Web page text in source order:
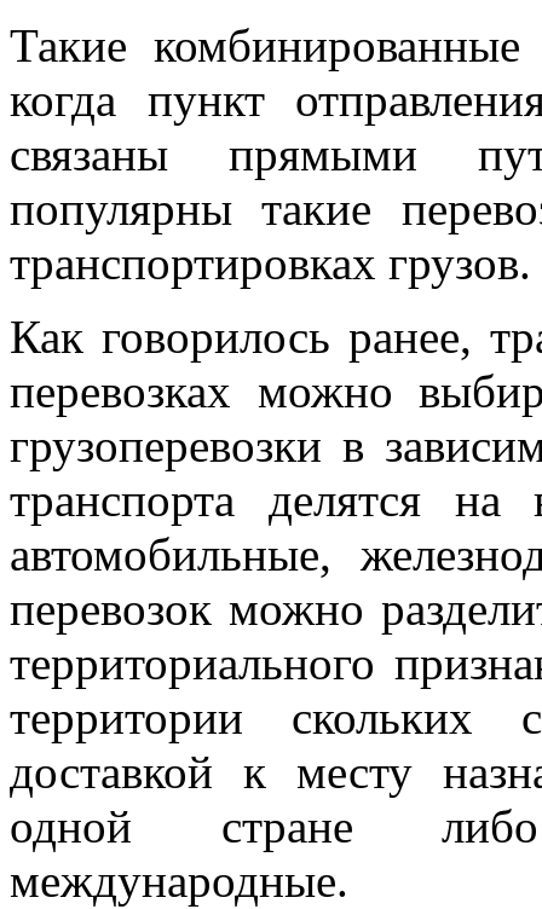
Такие комбинированные
когда пункт
связаны прямыми
популярны такие
транспортировках грузов.
Как говорилось ранее,
перевозках можно
грузоперевозки в
транспорта делятся
автомобильные,
перевозок можно
территориального
территории скольких
доставкой к месту
одной стране
международные.